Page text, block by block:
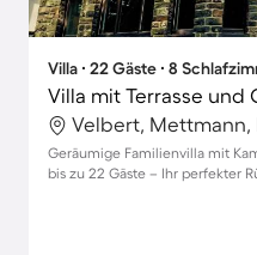
Villa ∙ 22 Gäste ∙ 8
Velbert, Mettmann,
Geräumige Familienvilla mit
bis zu 22 Gäste – Ihr perfekter